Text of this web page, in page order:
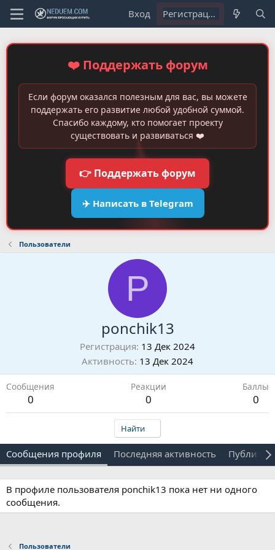
Вход Регистрация
❤️ Поддержать форум
Если форум оказался полезным для вас, вы можете
поддержать его развитие любой удобной суммой.
Спасибо каждому, кто помогает проекту
существовать и развиваться ❤️
👉 Поддержать форум
✈️ Написать в Telegram
Пользователи
P
ponchik13
Регистрация 13 Дек 2024
Активность 13 Дек 2024
Сообщения
0
Реакции
0
Баллы
0
Найти
Сообщения профиля Последняя активность
В профиле пользователя ponchik13 пока нет ни одного
сообщения.
Пользователи